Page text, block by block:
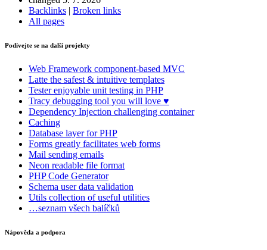
Backlinks | Broken links
All pages
Podívejte se na další projekty
Web Framework component-based MVC
Latte the safest & intuitive templates
Testerenjoyable unit testing in PHP
Tracy debugging tool you will love ♥
Dependency Injection challenging container
Caching
Database layer for PHP
Forms greatly facilitates web forms
Mail sending emails
Neon readable file format
PHP Code Generator
Schema user data validation
Utils collection of useful utilities
…seznam všech balíčků
Nápověda a podpora